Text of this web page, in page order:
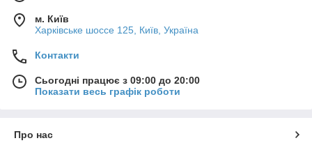
м. Київ
Харківське шоссе 125, Київ, Україна
Контакти
Сьогодні працює з 09:00 до 20:00
Показати весь графік роботи
Про нас